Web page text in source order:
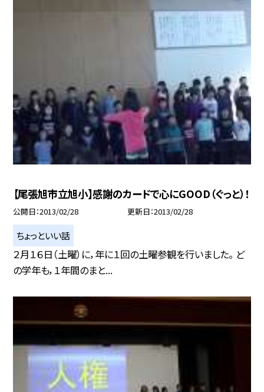
【尾張旭市立旭小】感謝のカードで心にGOOD（ぐっと）！
公開日 2013/02/28 更新日 2013/02/28
ちょっといい話
２月１６日（土曜）に，年に１回の土曜参観を行いました。 ど
の学年も，１年間のまと...